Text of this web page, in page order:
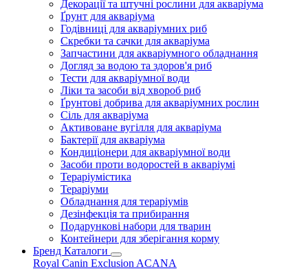
Декорації та штучні рослини для акваріума
Ґрунт для акваріума
Годівниці для акваріумних риб
Скребки та сачки для акваріума
Запчастини для акваріумного обладнання
Догляд за водою та здоров'я риб
Тести для акваріумної води
Ліки та засоби від хвороб риб
Ґрунтові добрива для акваріумних рослин
Сіль для акваріума
Активоване вугілля для акваріума
Бактерії для акваріума
Кондиціонери для акваріумної води
Засоби проти водоростей в акваріумі
Тераріумістика
Тераріуми
Обладнання для тераріумів
Дезінфекція та прибирання
Подарункові набори для тварин
Контейнери для зберігання корму
Бренд Каталоги
Royal Canin Exclusion ACANA